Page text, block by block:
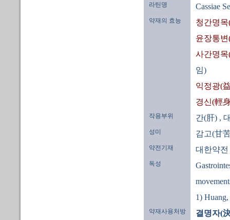
라틴명 Cassiae
약재의 효능
청간명
윤장통
사간명
임)
익정광(
경신(輕
작용부위 간(肝) ,
성미 감고(甘
약전기재 대한약전
독성
1)
약재사용처방
결명자(